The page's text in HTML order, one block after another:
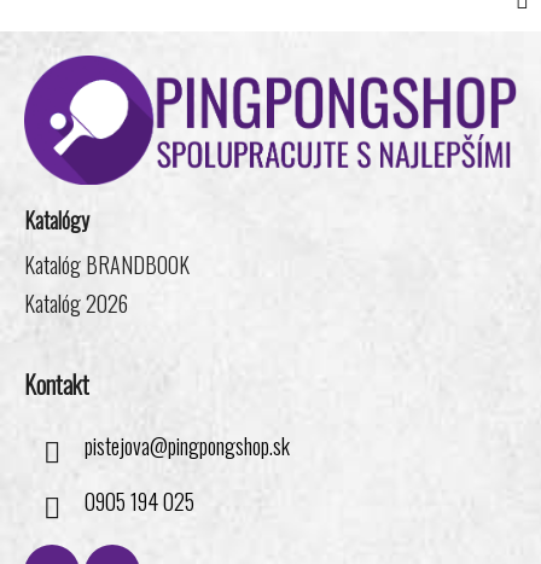
Z
Katalógy
Katalóg BRANDBOOK
Katalóg 2026
Kontakt
pistejova@pingpongshop.sk
0905 194 025